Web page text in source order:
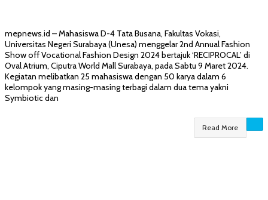
mepnews.id – Mahasiswa D-4 Tata Busana, Fakultas Vokasi,
Universitas Negeri Surabaya (Unesa) menggelar 2nd Annual Fashion
Show off Vocational Fashion Design 2024 bertajuk ‘RECIPROCAL’ di
Oval Atrium, Ciputra World Mall Surabaya, pada Sabtu 9 Maret 2024.
Kegiatan melibatkan 25 mahasiswa dengan 50 karya dalam 6
kelompok yang masing-masing terbagi dalam dua tema yakni
Symbiotic dan
Read More